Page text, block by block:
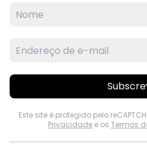
Este site é protegido pelo
Privacidadee os Termos